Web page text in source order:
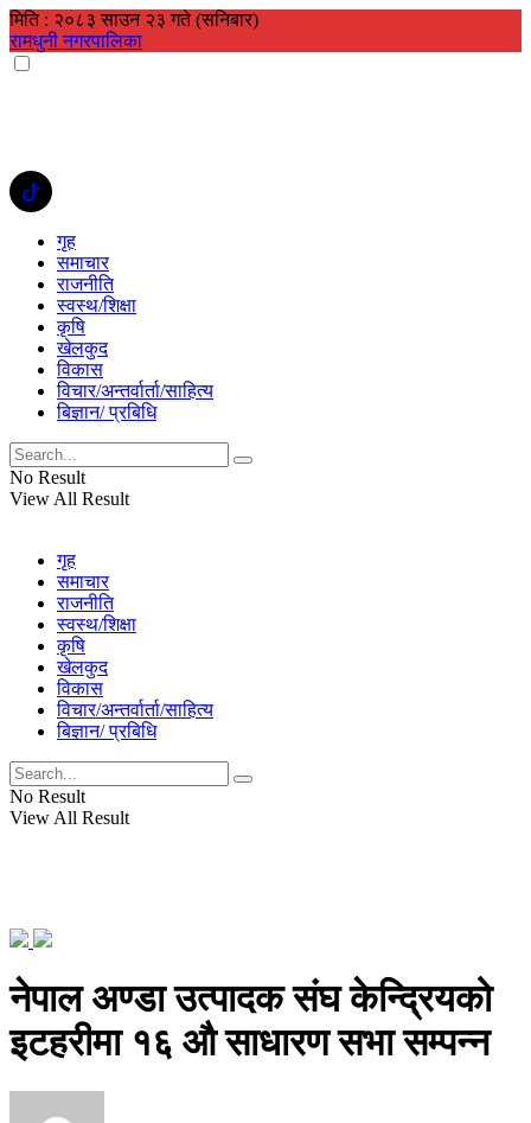
मिति : २०८३ साउन २३ गते (सनिबार)
रामधुनी नगरपालिका
गृह
समाचार
राजनीति
स्वस्थ/शिक्षा
कृषि
खेलकुद
विकास
विचार/अन्तर्वार्ता/साहित्य
बिज्ञान/ प्रबिधि
No Result
View All Result
गृह
समाचार
राजनीति
स्वस्थ/शिक्षा
कृषि
खेलकुद
विकास
विचार/अन्तर्वार्ता/साहित्य
बिज्ञान/ प्रबिधि
No Result
View All Result
नेपाल अण्डा उत्पादक संघ केन्द्रियको
इटहरीमा १६ औ साधारण सभा सम्पन्न